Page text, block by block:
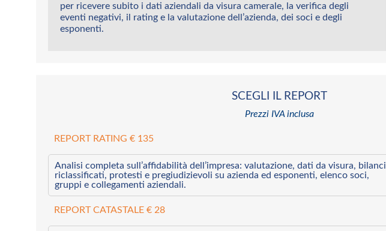
per ricevere subito i dati aziendali da visura camerale, la verifica degli
eventi negativi, il rating e la valutazione dell’azienda, dei soci e degli
esponenti.
SCEGLI IL REPORT
Prezzi IVA inclusa
REPORT RATING € 135
Analisi completa sull’affidabilità dell’impresa: valutazione, dati da visura, bilanci
riclassificati, protesti e pregiudizievoli su azienda ed esponenti, elenco soci,
gruppi e collegamenti aziendali.
REPORT CATASTALE € 28